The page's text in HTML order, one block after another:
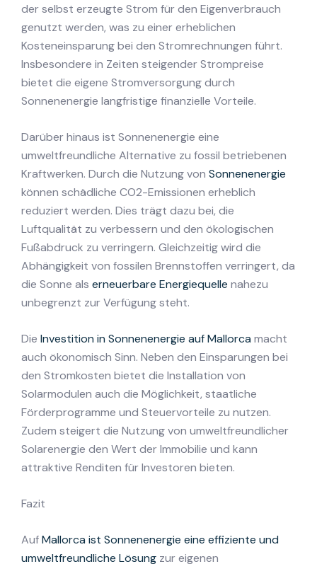
der selbst erzeugte Strom für den Eigenverbrauch
genutzt werden, was zu einer erheblichen
Kosteneinsparung bei den Stromrechnungen führt.
Insbesondere in Zeiten steigender Strompreise
bietet die eigene Stromversorgung durch
Sonnenenergie langfristige finanzielle Vorteile.
Darüber hinaus ist Sonnenenergie eine
umweltfreundliche Alternative zu fossil betriebenen
Kraftwerken. Durch die Nutzung von Sonnenenergie
können schädliche CO2-Emissionen erheblich
reduziert werden. Dies trägt dazu bei, die
Luftqualität zu verbessern und den ökologischen
Fußabdruck zu verringern. Gleichzeitig wird die
Abhängigkeit von fossilen Brennstoffen verringert, da
die Sonne als erneuerbare Energiequelle nahezu
unbegrenzt zur Verfügung steht.
Die Investition in Sonnenenergie auf Mallorca macht
auch ökonomisch Sinn. Neben den Einsparungen bei
den Stromkosten bietet die Installation von
Solarmodulen auch die Möglichkeit, staatliche
Förderprogramme und Steuervorteile zu nutzen.
Zudem steigert die Nutzung von umweltfreundlicher
Solarenergie den Wert der Immobilie und kann
attraktive Renditen für Investoren bieten.
Fazit
AufMallorca ist Sonnenenergie eine effiziente und
umweltfreundliche Lösung zur eigenen